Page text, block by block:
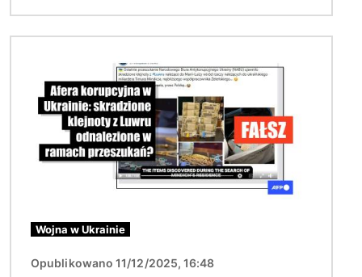
Wojna w Ukrainie
Opublikowano 11/12/2025, 16:48